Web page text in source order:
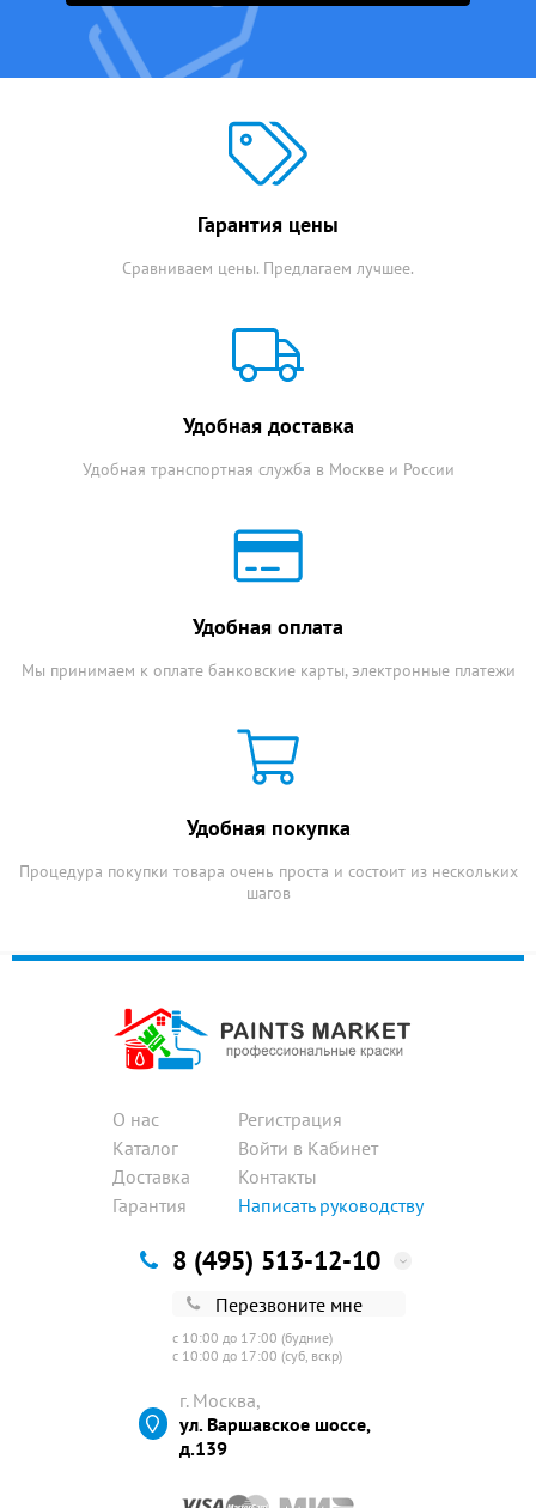
Гарантия цены
Сравниваем цены. Предлагаем лучшее.
Удобная доставка
Удобная транспортная служба в Москве и России
Удобная оплата
Мы принимаем к оплате банковские карты, электронные платежи
Удобная покупка
Процедура покупки товара очень проста и состоит из нескольких
шагов
О нас
Каталог
Доставка
Гарантия
Регистрация
Войти в Кабинет
Контакты
Написать руководству
8 (495) 513-12-10
Перезвоните мне
с 10:00 до 17:00 (будние)
с 10:00 до 17:00 (суб, вскр)
г. Москва,
ул. Варшавское шоссе,
д.139